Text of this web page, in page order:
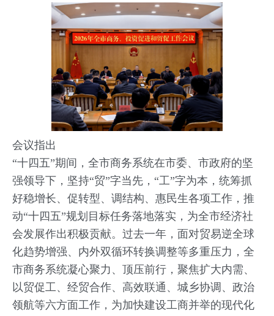
会议指出
“十四五”期间，全市商务系统在市委、市政府的坚
强领导下，坚持“贸”字当先，“工”字为本，统筹抓
好稳增长、促转型、调结构、惠民生各项工作，推
动“十四五”规划目标任务落地落实，为全市经济社
会发展作出积极贡献。过去一年，面对贸易逆全球
化趋势增强、内外双循环转换调整等多重压力，全
市商务系统凝心聚力、顶压前行，聚焦扩大内需、
以贸促工、经贸合作、高效联通、城乡协调、政治
领航等六方面工作，为加快建设工商并举的现代化